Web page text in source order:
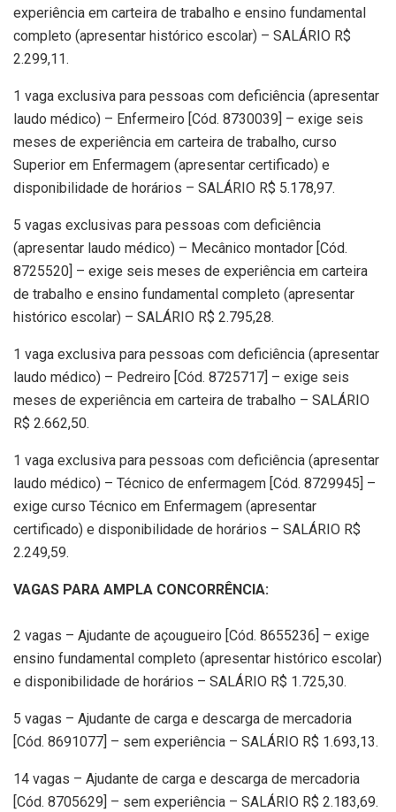
experiência em carteira de trabalho e ensino fundamental
completo (apresentar histórico escolar) – SALÁRIO R$
2.299,11.
1 vaga exclusiva para pessoas com deficiência (apresentar
laudo médico) – Enfermeiro [Cód. 8730039] – exige seis
meses de experiência em carteira de trabalho, curso
Superior em Enfermagem (apresentar certificado) e
disponibilidade de horários – SALÁRIO R$ 5.178,97.
5 vagas exclusivas para pessoas com deficiência
(apresentar laudo médico) – Mecânico montador [Cód.
8725520] – exige seis meses de experiência em carteira
de trabalho e ensino fundamental completo (apresentar
histórico escolar) – SALÁRIO R$ 2.795,28.
1 vaga exclusiva para pessoas com deficiência (apresentar
laudo médico) – Pedreiro [Cód. 8725717] – exige seis
meses de experiência em carteira de trabalho – SALÁRIO
R$ 2.662,50.
1 vaga exclusiva para pessoas com deficiência (apresentar
laudo médico) – Técnico de enfermagem [Cód. 8729945] –
exige curso Técnico em Enfermagem (apresentar
certificado) e disponibilidade de horários – SALÁRIO R$
2.249,59.
VAGAS PARA AMPLA CONCORRÊNCIA:
2 vagas – Ajudante de açougueiro [Cód. 8655236] – exige
ensino fundamental completo (apresentar histórico escolar)
e disponibilidade de horários – SALÁRIO R$ 1.725,30.
5 vagas – Ajudante de carga e descarga de mercadoria
[Cód. 8691077] – sem experiência – SALÁRIO R$ 1.693,13.
14 vagas – Ajudante de carga e descarga de mercadoria
[Cód. 8705629] – sem experiência – SALÁRIO R$ 2.183,69.